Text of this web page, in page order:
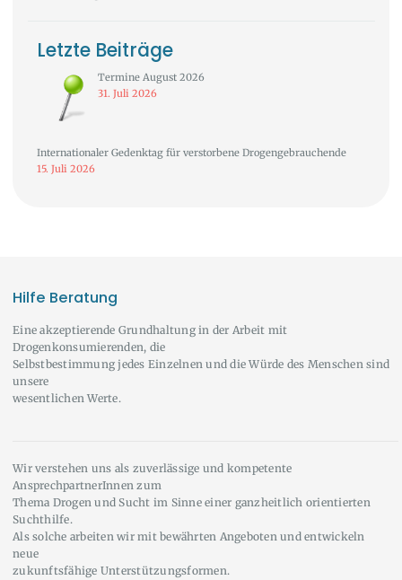
Letzte Beiträge
Termine August 2026
31. Juli 2026
Internationaler Gedenktag für verstorbene Drogengebrauchende
15. Juli 2026
Hilfe Beratung
Eine akzeptierende Grundhaltung in der Arbeit mit
Drogenkonsumierenden, die
Selbstbestimmung jedes Einzelnen und die Würde des Menschen sind
unsere
wesentlichen Werte.
Wir verstehen uns als zuverlässige und kompetente
AnsprechpartnerInnen zum
Thema Drogen und Sucht im Sinne einer ganzheitlich orientierten
Suchthilfe.
Als solche arbeiten wir mit bewährten Angeboten und entwickeln
neue
zukunftsfähige Unterstützungsformen.